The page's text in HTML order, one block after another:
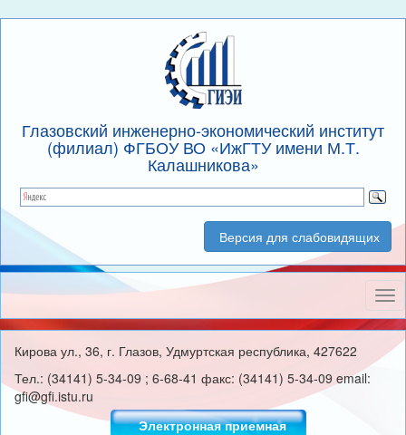
Глазовский инженерно-экономический институт
(филиал) ФГБОУ ВО «ИжГТУ имени М.Т.
Калашникова»
Версия для слабовидящих
Кирова ул., 36, г. Глазов, Удмуртская республика, 427622
Тел.: (34141) 5-34-09 ; 6-68-41 факс: (34141) 5-34-09 email:
gfi@gfi.istu.ru
Электронная приемная